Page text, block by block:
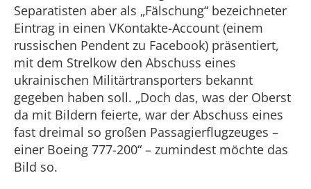
Separatisten aber als „Fälschung“ bezeichneter
Eintrag in einen VKontakte-Account (einem
russischen Pendent zu Facebook) präsentiert,
mit dem Strelkow den Abschuss eines
ukrainischen Militärtransporters bekannt
gegeben haben soll. „Doch das, was der Oberst
da mit Bildern feierte, war der Abschuss eines
fast dreimal so großen Passagierflugzeuges –
einer Boeing 777-200“ – zumindest möchte das
Bild so.